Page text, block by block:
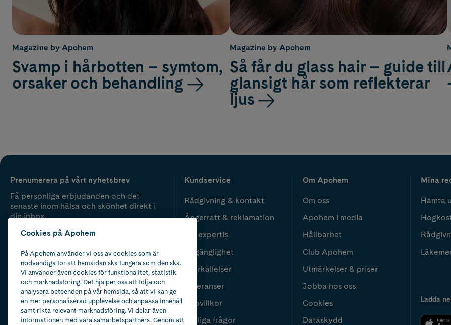
Magazine by Apohem
Svamp i hårbotten – symtom,
orsaker och behandling
Magazine by Apohem
Så får du glass hair – guide till
glansigt hår som reflekterar
ljus
Prenumerera på vårt nyhetsbrev
Få personliga erbjudanden och det
senaste inom hälsa och skönhet direkt i
din inbox.
Kundservice
Rådgivning & kontakt
Ångerrätt & reklamation
Vår expertis
Tillgänglighet
Återkallelser
Leveranser
Köpvillkor
Vanliga frågor
Om Apohem
Om oss
Apohem i media
Hållbarhet
Club Apohem
Utmärkelser & priser
Jobba hos oss
Cookies
Dataskydd
Mina
Hämta
Ladda
Cookies på Apohem
På Apohem använder vi oss av cookies som är
nödvändiga för att hemsidan ska fungera som den ska.
Vi använder även cookies för funktionalitet, statistik
och marknadsföring. Det hjälper oss att följa och
analysera beteenden på vår hemsida, så att vi kan ge
en mer personaliserad upplevelse och anpassa innehåll
samt rikta relevant marknadsföring. Vi delar även
informationen med våra samarbetspartners. Genom att